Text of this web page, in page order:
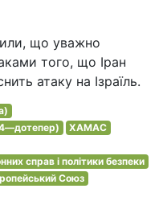
що уважно
того, що Іран
атаку на Ізраїль.
ХАМАС
справ і політики безпеки
Союз